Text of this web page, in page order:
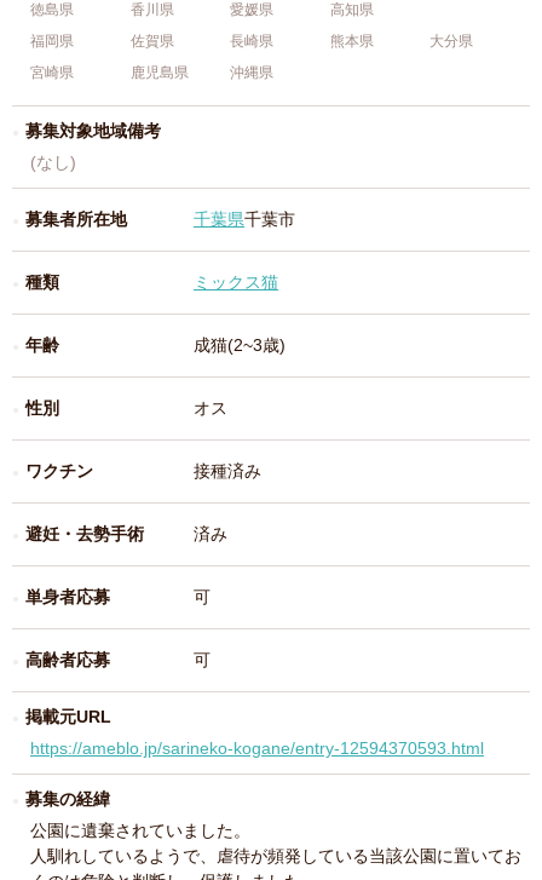
徳島県
香川県 愛媛県
高知県
福岡県
佐賀県 長崎県 熊本県
大分県
宮崎県
鹿児島県 沖縄県
募集対象地域備考
(なし)
募集者所在地 千葉県千葉市
種類 ミックス猫
年齢 成猫(2~3歳)
性別 オス
ワクチン 接種済み
避妊・去勢手術 済み
単身者応募 可
高齢者応募 可
掲載元URL
https://ameblo.jp/sarineko-kogane/entry-12594370593.html
募集の経緯
公園に遺棄されていました。
人馴れしているようで、虐待が頻発している当該公園に置いてお